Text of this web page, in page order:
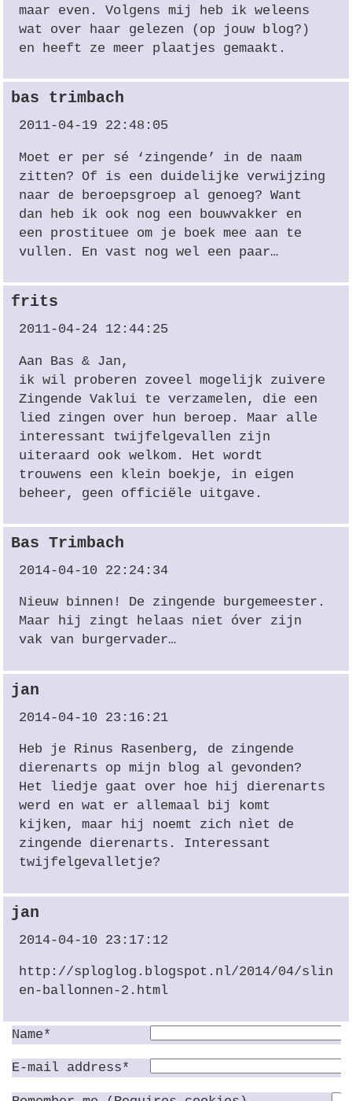
maar even. Volgens mij heb ik weleens
wat over haar gelezen (op jouw blog?)
en heeft ze meer plaatjes gemaakt.
bas trimbach
2011-04-19 22:48:05
Moet er per sé ‘zingende’ in de naam
zitten? Of is een duidelijke verwijzing
naar de beroepsgroep al genoeg? Want
dan heb ik ook nog een bouwvakker en
een prostituee om je boek mee aan te
vullen. En vast nog wel een paar…
frits
2011-04-24 12:44:25
Aan Bas & Jan,
ik wil proberen zoveel mogelijk zuivere
Zingende Vaklui te verzamelen, die een
lied zingen over hun beroep. Maar alle
interessant twijfelgevallen zijn
uiteraard ook welkom. Het wordt
trouwens een klein boekje, in eigen
beheer, geen officiële uitgave.
Bas Trimbach
2014-04-10 22:24:34
Nieuw binnen! De zingende burgemeester.
Maar hij zingt helaas niet óver zijn
vak van burgervader…
jan
2014-04-10 23:16:21
Heb je Rinus Rasenberg, de zingende
dierenarts op mijn blog al gevonden?
Het liedje gaat over hoe hij dierenarts
werd en wat er allemaal bij komt
kijken, maar hij noemt zich nìet de
zingende dierenarts. Interessant
twijfelgevalletje?
jan
2014-04-10 23:17:12
http://sploglog.blogspot.nl/2014/04/
en-ballonnen-2.html
Name*
E-mail address*